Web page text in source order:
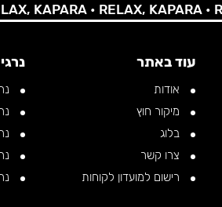
KAPARA •RELAX, KAPARA •
עוד באתר
אודות
מיקור חוץ
בלוג
צרו קשר
רישום למועדון לקוחות